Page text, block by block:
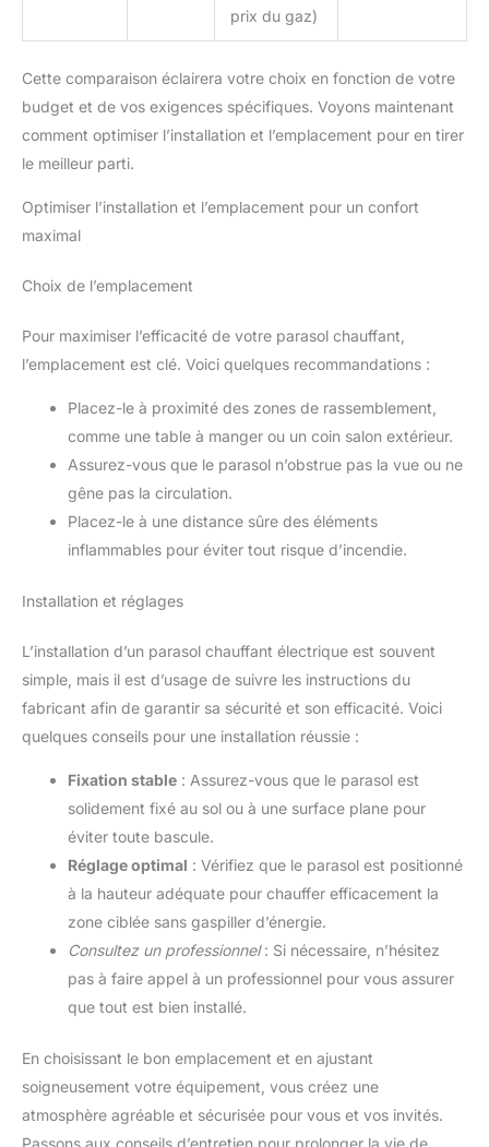
prix du gaz)
Cette comparaison éclairera votre choix en fonction de votre
budget et de vos exigences spécifiques. Voyons maintenant
comment optimiser l’installation et l’emplacement pour en tirer
le meilleur parti.
Optimiser l’installation et l’emplacement pour un confort
maximal
Choix de l’emplacement
Pour maximiser l’efficacité de votre parasol chauffant,
l’emplacement est clé. Voici quelques recommandations :
Placez-le à proximité des zones de rassemblement,
comme une table à manger ou un coin salon extérieur.
Assurez-vous que le parasol n’obstrue pas la vue ou ne
gêne pas la circulation.
Placez-le à une distance sûre des éléments
inflammables pour éviter tout risque d’incendie.
Installation et réglages
L’installation d’un parasol chauffant électrique est souvent
simple, mais il est d’usage de suivre les instructions du
fabricant afin de garantir sa sécurité et son efficacité. Voici
quelques conseils pour une installation réussie :
Fixation stable : Assurez-vous que le parasol est
solidement fixé au sol ou à une surface plane pour
éviter toute bascule.
Réglage optimal : Vérifiez que le parasol est positionné
à la hauteur adéquate pour chauffer efficacement la
zone ciblée sans gaspiller d’énergie.
Consultez un professionnel: Si nécessaire, n’hésitez
pas à faire appel à un professionnel pour vous assurer
que tout est bien installé.
En choisissant le bon emplacement et en ajustant
soigneusement votre équipement, vous créez une
atmosphère agréable et sécurisée pour vous et vos invités.
Passons aux conseils d’entretien pour prolonger la vie de